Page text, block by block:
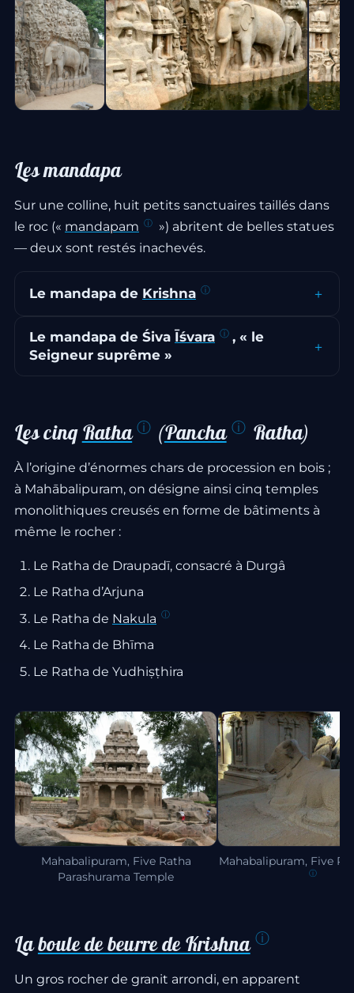
Les mandapa
Sur une colline, huit petits sanctuaires taillés dans
le roc (« mandapam
») abritent de belles statues
— deux sont restés inachevés.
Le mandapa de Krishna
Le mandapa de Śiva Īśvara
, « le
Seigneur suprême »
Les cinqRatha (Pancha Ratha)
À l’origine d’énormes chars de procession en bois ;
à Mahābalipuram, on désigne ainsi cinq temples
monolithiques creusés en forme de bâtiments à
même le rocher :
Le Ratha de Draupadī, consacré à Durgâ
Le Ratha d’Arjuna
Le Ratha de Nakula
Le Ratha de Bhīma
Le Ratha de Yudhiṣṭhira
Mahabalipuram, Five Ratha
Parashurama Temple
Mahabalipuram, Five
Laboule de beurre de Krishna
Un gros rocher de granit arrondi, en apparent